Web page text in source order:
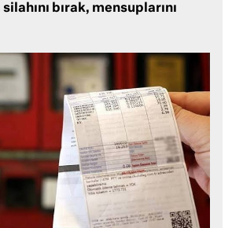
bırak, mensuplarını